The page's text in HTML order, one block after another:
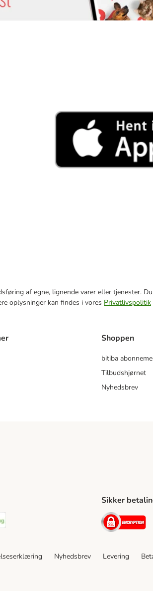
af egne, lignende varer eller tjenester.
oplysninger kan findes i vores Privatlivspolitik
Shoppen
bitiba
Tilbudshjørnet
Nyhedsbrev
Shipping Method
Sikker
Nyhedsbrev Levering